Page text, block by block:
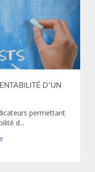
D’UN
permettant
d...